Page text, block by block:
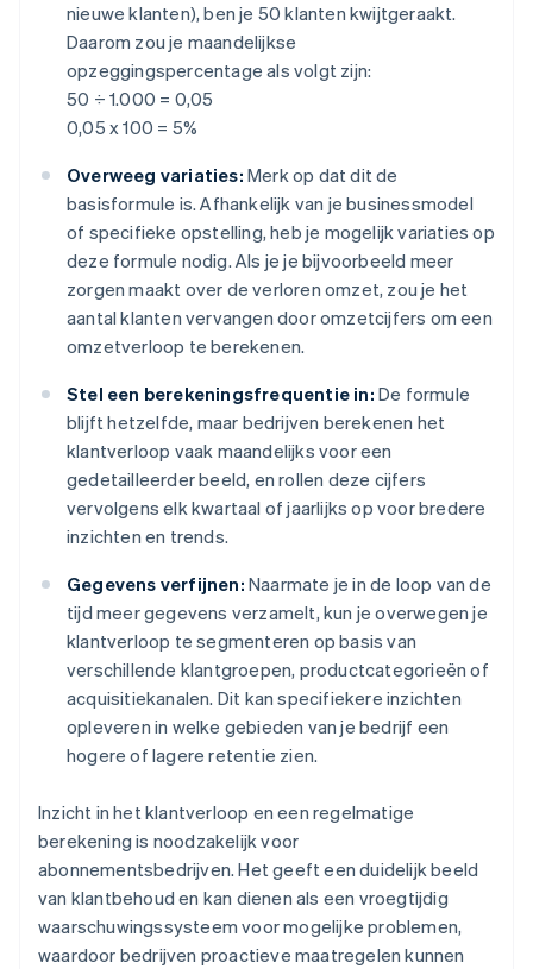
nieuwe klanten), ben je 50 klanten kwijtgeraakt.
Daarom zou je maandelijkse
opzeggingspercentage als volgt zijn:
50 ÷ 1.000 = 0,05
0,05 x 100 = 5%
Overweeg variaties: Merk op dat dit de
basisformule is. Afhankelijk van je businessmodel
of specifieke opstelling, heb je mogelijk variaties op
deze formule nodig. Als je je bijvoorbeeld meer
zorgen maakt over de verloren omzet, zou je het
aantal klanten vervangen door omzetcijfers om een
omzetverloop te berekenen.
Stel een berekeningsfrequentie in: De formule
blijft hetzelfde, maar bedrijven berekenen het
klantverloop vaak maandelijks voor een
gedetailleerder beeld, en rollen deze cijfers
vervolgens elk kwartaal of jaarlijks op voor bredere
inzichten en trends.
Gegevens verfijnen: Naarmate je in de loop van de
tijd meer gegevens verzamelt, kun je overwegen je
klantverloop te segmenteren op basis van
verschillende klantgroepen, productcategorieën of
acquisitiekanalen. Dit kan specifiekere inzichten
opleveren in welke gebieden van je bedrijf een
hogere of lagere retentie zien.
Inzicht in het klantverloop en een regelmatige
berekening is noodzakelijk voor
abonnementsbedrijven. Het geeft een duidelijk beeld
van klantbehoud en kan dienen als een vroegtijdig
waarschuwingssysteem voor mogelijke problemen,
waardoor bedrijven proactieve maatregelen kunnen